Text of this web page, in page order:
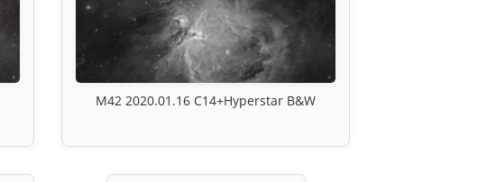
M42 2020.01.16 C14+Hyperstar B&W